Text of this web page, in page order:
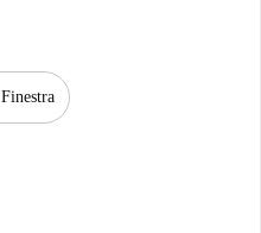
Finestra